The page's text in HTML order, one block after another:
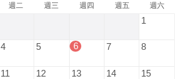
週二 週三 週四 週五 週六
1
4 5 6 7 8
11 12 13 14 15